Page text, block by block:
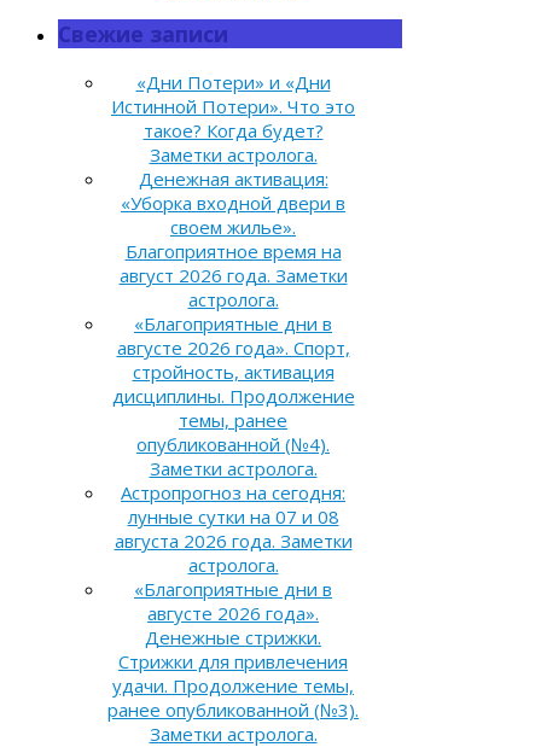
Свежие записи
«Дни Потери» и «Дни
Истинной Потери». Что это
такое? Когда будет?
Заметки астролога.
Денежная активация:
«Уборка входной двери в
своем жилье».
Благоприятное время на
август 2026 года. Заметки
астролога.
«Благоприятные дни в
августе 2026 года». Спорт,
стройность, активация
дисциплины. Продолжение
темы, ранее
опубликованной (№4).
Заметки астролога.
Астропрогноз на сегодня:
лунные сутки на 07 и 08
августа 2026 года. Заметки
астролога.
«Благоприятные дни в
августе 2026 года».
Денежные стрижки.
Стрижки для привлечения
удачи. Продолжение темы,
ранее опубликованной (№3).
Заметки астролога.